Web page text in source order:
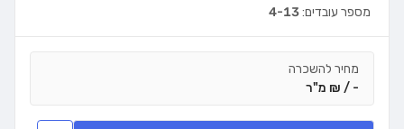
מספר עובדים:4-13
מחיר להשכרה
- / ₪ מ"ר